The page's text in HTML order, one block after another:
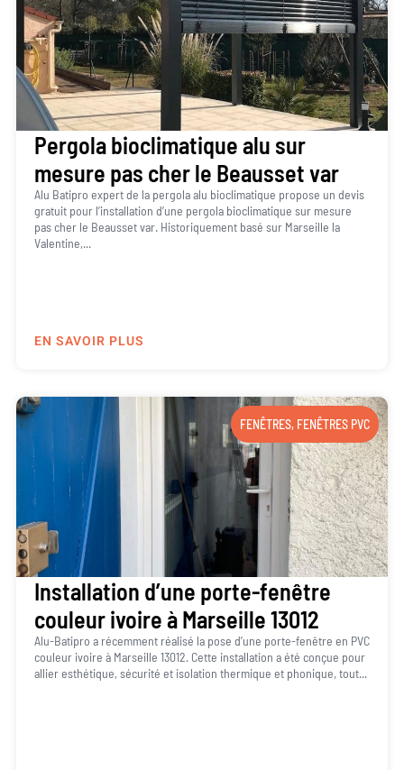
Pergola bioclimatique alu sur
mesure pas cher le Beausset var
Alu Batipro expert de la pergola alu bioclimatique propose un devis
gratuit pour l’installation d’une pergola bioclimatique sur mesure
pas cher le Beausset var. Historiquement basé sur Marseille la
Valentine,...
EN SAVOIR PLUS
FENÊTRES, FENÊTRES PVC
Installation d’une porte-fenêtre
couleur ivoire à Marseille 13012
Alu-Batipro a récemment réalisé la pose d’une porte-fenêtre en PVC
couleur ivoire à Marseille 13012. Cette installation a été conçue pour
allier esthétique, sécurité et isolation thermique et phonique, tout...